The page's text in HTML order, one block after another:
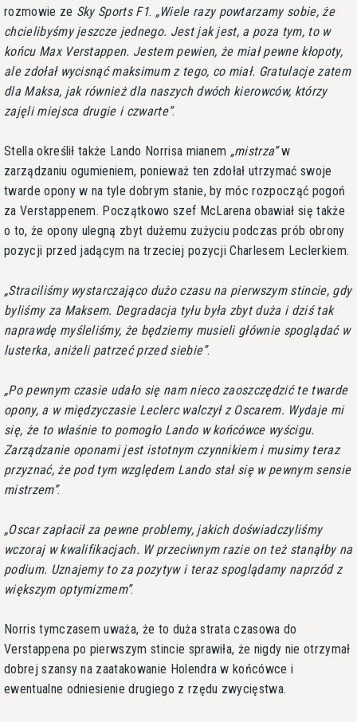
rozmowie ze Sky Sports F1. Wiele razy powtarzamy sobie, że
chcielibyśmy jeszcze jednego. Jest jak jest, a poza tym, to w
końcu Max Verstappen. Jestem pewien, że miał pewne kłopoty,
ale zdołał wycisnąć maksimum z tego, co miał. Gratulacje zatem
dla Maksa, jak również dla naszych dwóch kierowców, którzy
zajęli miejsca drugie i czwarte .
Stella określił także Lando Norrisa mianem mistrza w
zarządzaniu ogumieniem, ponieważ ten zdołał utrzymać swoje
twarde opony w na tyle dobrym stanie, by móc rozpocząć pogoń
za Verstappenem. Początkowo szef McLarena obawiał się także
o to, że opony ulegną zbyt dużemu zużyciu podczas prób obrony
pozycji przed jadącym na trzeciej pozycji Charlesem Leclerkiem.
Straciliśmy wystarczająco dużo czasu na pierwszym stincie, gdy
byliśmy za Maksem. Degradacja tyłu była zbyt duża i dziś tak
naprawdę myśleliśmy, że będziemy musieli głównie spoglądać w
lusterka, aniżeli patrzeć przed siebie .
Po pewnym czasie udało się nam nieco zaoszczędzić te twarde
opony, a w międzyczasie Leclerc walczył z Oscarem. Wydaje mi
się, że to właśnie to pomogło Lando w końcówce wyścigu.
Zarządzanie oponami jest istotnym czynnikiem i musimy teraz
przyznać, że pod tym względem Lando stał się w pewnym sensie
mistrzem .
Oscar zapłacił za pewne problemy, jakich doświadczyliśmy
wczoraj w kwalifikacjach. W przeciwnym razie on też stanąłby na
podium. Uznajemy to za pozytyw i teraz spoglądamy naprzód z
większym optymizmem .
Norris tymczasem uważa, że to duża strata czasowa do
Verstappena po pierwszym stincie sprawiła, że nigdy nie otrzymał
dobrej szansy na zaatakowanie Holendra w końcówce i
ewentualne odniesienie drugiego z rzędu zwycięstwa.